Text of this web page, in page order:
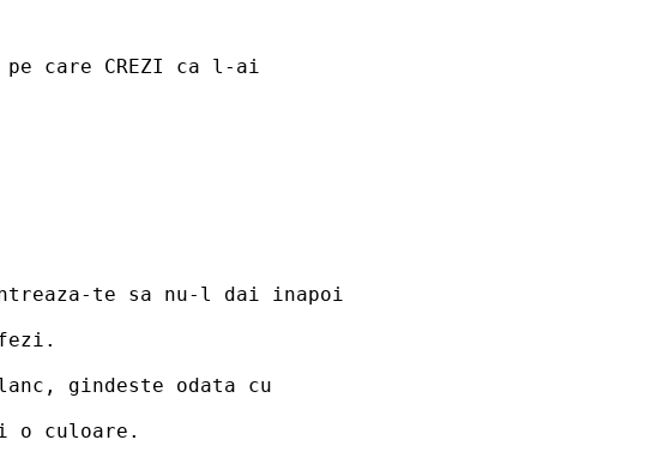
care CREZI ca l-ai
te sa nu-l dai inapoi
gindeste odata cu
o culoare.